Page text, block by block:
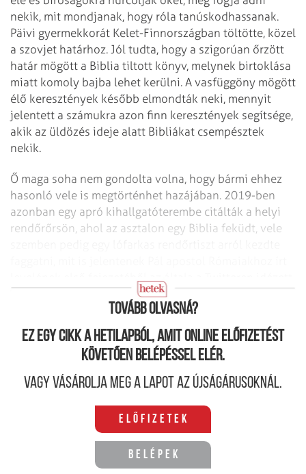
nekik, mit mondjanak, hogy róla tanúskodhassanak.
Päivi gyermekkorát Kelet-Finnországban töltötte, közel
a szovjet határhoz. Jól tudta, hogy a szigorúan őrzött
határ mögött a Biblia tiltott könyv, melynek birtoklása
miatt komoly bajba lehet kerülni. A vasfüggöny mögött
élő keresztények később elmondták neki, mennyit
jelentett a számukra azon finn keresztények segítsége,
akik az üldözés ideje alatt Bibliákat csempésztek
nekik.
Ő maga soha nem gondolta volna, hogy bármi ehhez
hasonló vele is megtörténhet hazájában. 2019-ben
azonban egy apró kihallgatóterembe citálták a helyi
rendőr­őrsön, ahol az asztalon egy Biblia feküdt, vele
Tovább olvasná?
Ez egy cikk a hetilapból, amit online előfizetést
követően belépéssel elér.
Vagy vásárolja meg a lapot az újságárusoknál.
Előfizetek
Belépek